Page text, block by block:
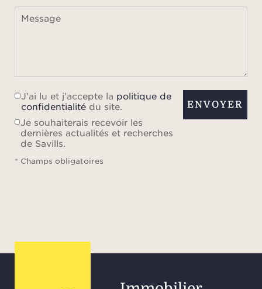
Message
J’ai lu et j’accepte la politique de
confidentialitédu site.
Je souhaiterais recevoir les
dernières actualités et recherches
de Savills.
* Champs obligatoires
ENVOYER